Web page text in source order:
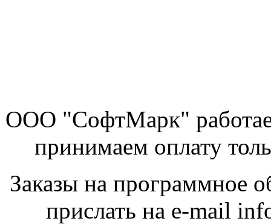
ООО "СофтМарк"
принимаем оплату
Заказы на программное
прислать на e-mail